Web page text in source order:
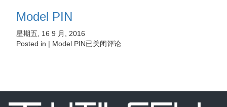
Model PIN
星期五, 16 9 月, 2016
Posted in | Model PIN已关闭评论